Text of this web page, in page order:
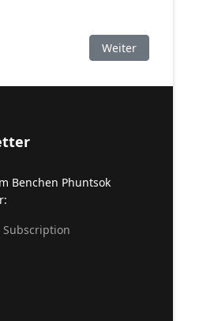
Nächster Beitrag:
Weiter
Benchen Phuntsok
Subscription